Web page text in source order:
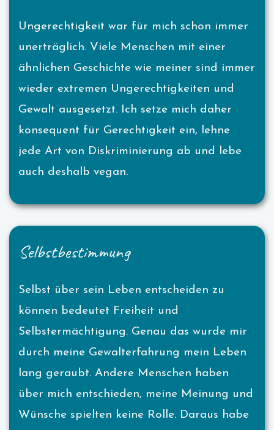
Ungerechtigkeit war für mich schon immer
unerträglich. Viele Menschen mit einer
ähnlichen Geschichte wie meiner sind immer
wieder extremen Ungerechtigkeiten und
Gewalt ausgesetzt. Ich setze mich daher
konsequent für Gerechtigkeit ein, lehne
jede Art von Diskriminierung ab und lebe
auch deshalb vegan.
Selbstbestimmung
Selbst über sein Leben entscheiden zu
können bedeutet Freiheit und
Selbstermächtigung. Genau das wurde mir
durch meine Gewalterfahrung mein Leben
lang geraubt. Andere Menschen haben
über mich entschieden, meine Meinung und
Wünsche spielten keine Rolle. Daraus habe